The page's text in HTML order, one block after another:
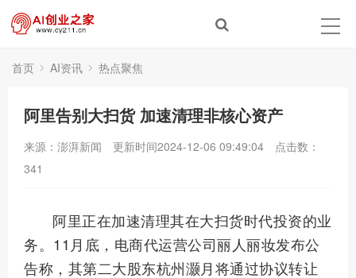
首页 AI资讯 热点聚焦
阿里告别大扫货 加速清理非核心资产
来源：澎湃新闻 更新时间2024-12-06 09:49:04
点击数：
341
阿里正在加速清理其在大扫货时代投资的业
务。11月底，电商代运营公司丽人丽妆发布公
告称，其第二大股东杭州灏月将通过协议转让